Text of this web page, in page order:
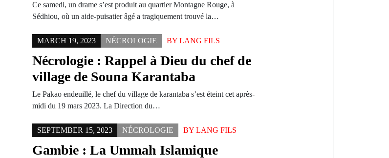
Ce samedi, un drame s’est produit au quartier Montagne Rouge, à
Sédhiou, où un aide-puisatier âgé a tragiquement trouvé la…
MARCH 19, 2023 NÉCROLOGIE BYLANG FILS
Nécrologie : Rappel à Dieu du chef de
village de Souna Karantaba
Le Pakao endeuillé, le chef du village de karantaba s’est éteint cet après-
midi du 19 mars 2023. La Direction du…
SEPTEMBER 15, 2023 NÉCROLOGIE BYLANG FILS
Gambie : La Ummah Islamique